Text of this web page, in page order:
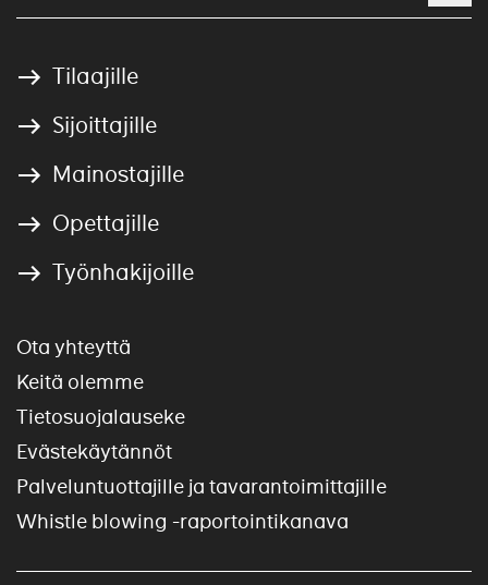
Tilaajille
Sijoittajille
Mainostajille
Opettajille
Työnhakijoille
Ota yhteyttä
Keitä olemme
Tietosuojalauseke
Evästekäytännöt
Palveluntuottajille ja tavarantoimittajille
Whistle blowing -raportointikanava